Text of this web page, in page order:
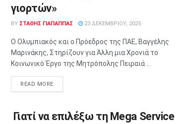
γιορτών»
BY ΣΤΑΘΗΣ ΓΊΑΠΑΠΠΑΣ 23 ΔΕΚΕΜΒΡΊΟΥ, 2025
Ο Ολυμπιακός και ο Πρόεδρος της ΠΑΕ, Βαγγέλης
Μαρινάκης, Στηρίζουν για Άλλη μια Χρονιά το
Κοινωνικό Έργο της Μητρόπολης Πειραιά ...
READ MORE
Γιατί να επιλέξω τη Mega Service